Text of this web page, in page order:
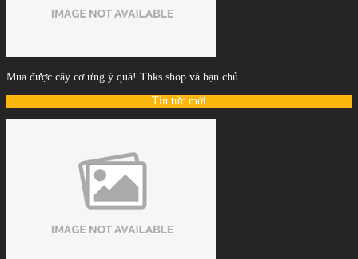
Mua được cây cơ ưng ý quá! Thks shop và bạn chủ.
Tin tức mới